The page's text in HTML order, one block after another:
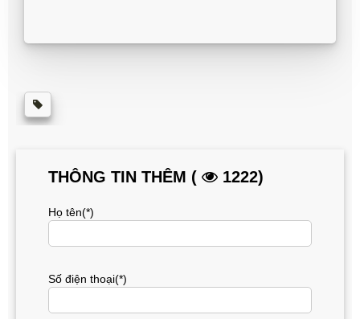
THÔNG TIN THÊM ( 1222)
Họ tên(*)
Số điện thoại(*)